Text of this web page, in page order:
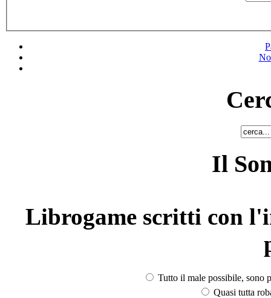
Il
Librogame scritti con
Tutto il male possibile, sono
Quasi tutta